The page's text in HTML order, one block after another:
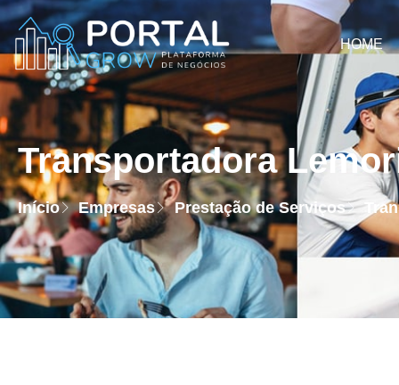
HOME
Transportadora
Início Empresas Prestação de Serviços